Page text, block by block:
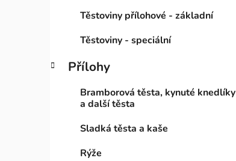
Těstoviny přílohové - základní
Těstoviny - speciální
Přílohy
Bramborová těsta, kynuté knedlíky
a další těsta
Sladká těsta a kaše
Rýže